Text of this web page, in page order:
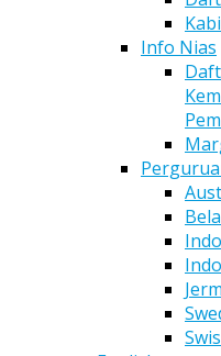
Info Nias